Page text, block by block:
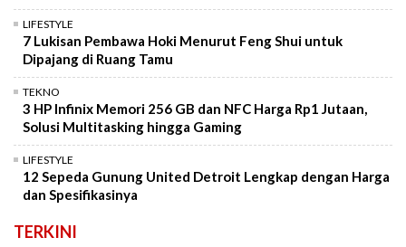
LIFESTYLE
7 Lukisan Pembawa Hoki Menurut Feng Shui untuk
Dipajang di Ruang Tamu
TEKNO
3 HP Infinix Memori 256 GB dan NFC Harga Rp1 Jutaan,
Solusi Multitasking hingga Gaming
LIFESTYLE
12 Sepeda Gunung United Detroit Lengkap dengan Harga
dan Spesifikasinya
TERKINI